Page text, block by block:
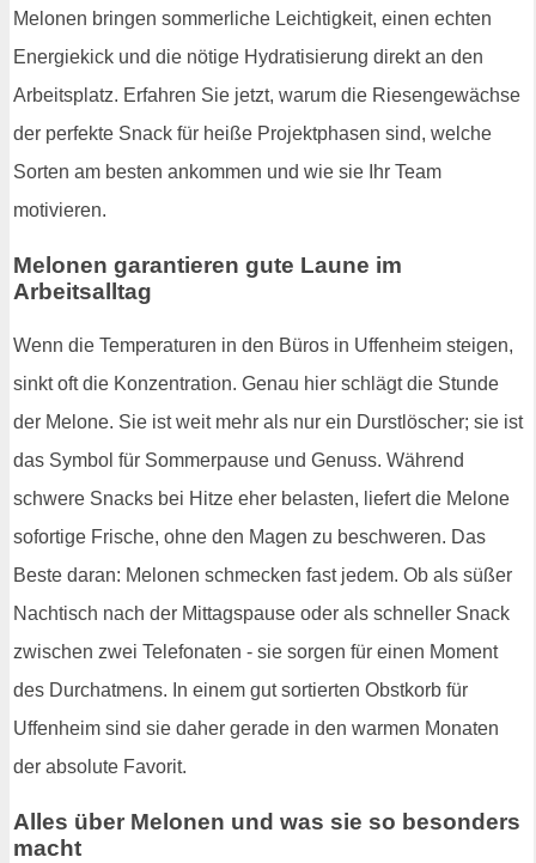
Melonen bringen sommerliche Leichtigkeit, einen echten
Energiekick und die nötige Hydratisierung direkt an den
Arbeitsplatz. Erfahren Sie jetzt, warum die Riesengewächse
der perfekte Snack für heiße Projektphasen sind, welche
Sorten am besten ankommen und wie sie Ihr Team
motivieren.
Melonen garantieren gute Laune im
Arbeitsalltag
Wenn die Temperaturen in den Büros in Uffenheim steigen,
sinkt oft die Konzentration. Genau hier schlägt die Stunde
der Melone. Sie ist weit mehr als nur ein Durstlöscher; sie ist
das Symbol für Sommerpause und Genuss. Während
schwere Snacks bei Hitze eher belasten, liefert die Melone
sofortige Frische, ohne den Magen zu beschweren. Das
Beste daran: Melonen schmecken fast jedem. Ob als süßer
Nachtisch nach der Mittagspause oder als schneller Snack
zwischen zwei Telefonaten - sie sorgen für einen Moment
des Durchatmens. In einem gut sortierten Obstkorb für
Uffenheim sind sie daher gerade in den warmen Monaten
der absolute Favorit.
Alles über Melonen und was sie so besonders
macht